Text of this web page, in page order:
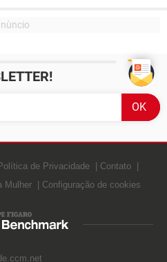
de Privacidade
Contato
Mulher Configuração de cookies